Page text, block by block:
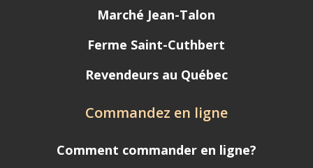
Marché Jean-Talon
Ferme Saint-Cuthbert
Revendeurs au Québec
Commandez en ligne
Comment commander en ligne?